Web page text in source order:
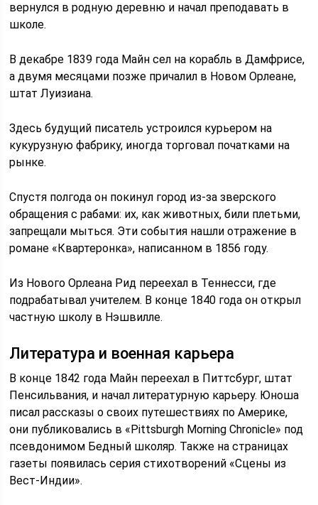
вернулся в родную деревню и начал преподавать в
школе.
В декабре 1839 года Майн сел на корабль в Дамфрисе,
а двумя месяцами позже причалил в Новом Орлеане,
штат Луизиана.
Здесь будущий писатель устроился курьером на
кукурузную фабрику, иногда торговал початками на
рынке.
Спустя полгода он покинул город из-за зверского
обращения с рабами: их, как животных, били плетьми,
запрещали мыться. Эти события нашли отражение в
романе «Квартеронка», написанном в 1856 году.
Из Нового Орлеана Рид переехал в Теннесси, где
подрабатывал учителем. В конце 1840 года он открыл
частную школу в Нэшвилле.
Литература и военная карьера
В конце 1842 года Майн переехал в Питтсбург, штат
Пенсильвания, и начал литературную карьеру. Юноша
писал рассказы о своих путешествиях по Америке,
они публиковались в «Pittsburgh Morning Chronicle» под
псевдонимом Бедный школяр. Также на страницах
газеты появилась серия стихотворений «Сцены из
Вест-Индии».